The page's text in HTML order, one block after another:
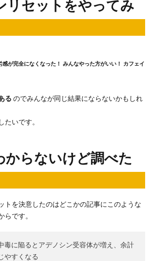
リセットをやってみ
感が完全になくなった！ みんなやった方がいい！ カフェイ
る のでみんなが同じ結果にならないかもしれ
たいです。
からないけど調べた
トを決意したのはどこかの記事にこのような
らです。
毒に陥るとアデノシン受容体が増え、余計
やすくなる